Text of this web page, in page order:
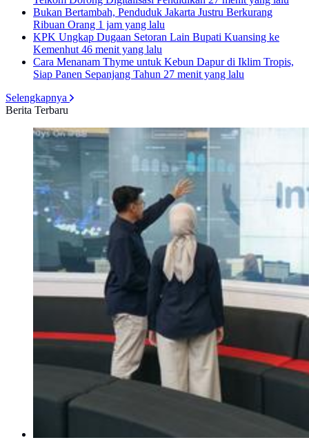
Bukan Bertambah, Penduduk Jakarta Justru Berkurang
Ribuan Orang 1 jam yang lalu
KPK Ungkap Dugaan Setoran Lain Bupati Kuansing ke
Kemenhut 46 menit yang lalu
Cara Menanam Thyme untuk Kebun Dapur di Iklim Tropis,
Siap Panen Sepanjang Tahun 27 menit yang lalu
Selengkapnya
Berita Terbaru